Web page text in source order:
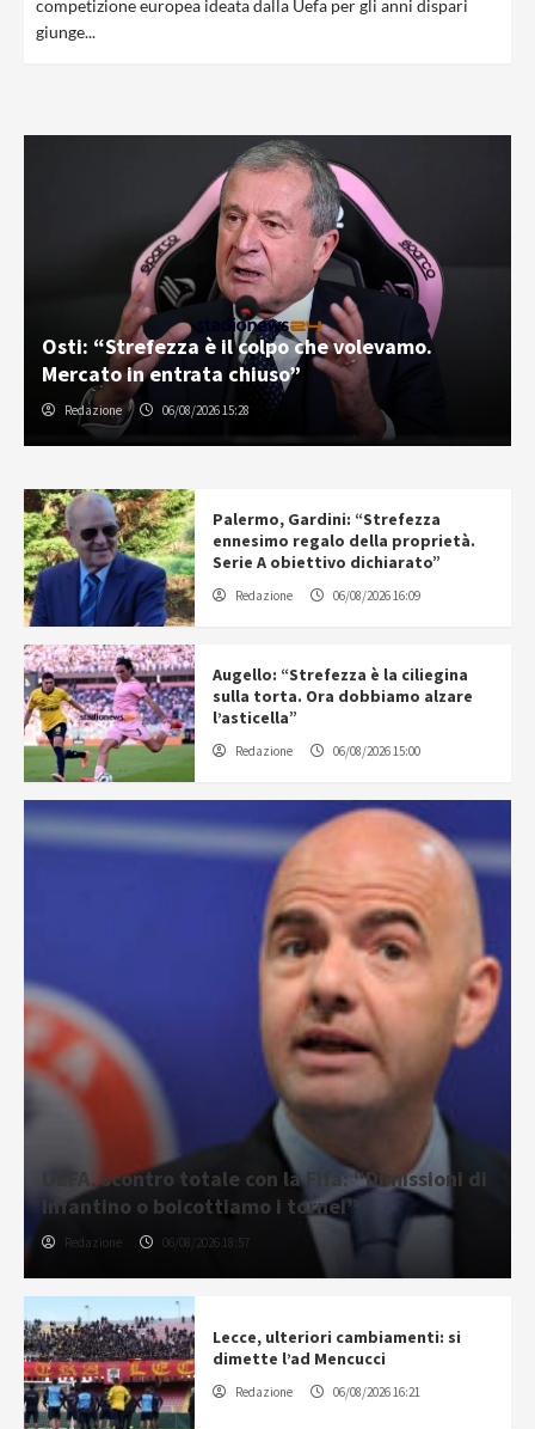
competizione europea ideata dalla Uefa per gli anni dispari
giunge...
Osti: “Strefezza è il colpo che volevamo.
Mercato in entrata chiuso”
Redazione 06/08/2026 15:28
Palermo, Gardini: “Strefezza
ennesimo regalo della proprietà.
Serie A obiettivo dichiarato”
Redazione 06/08/2026 16:09
Augello: “Strefezza è la ciliegina
sulla torta. Ora dobbiamo alzare
l’asticella”
Redazione 06/08/2026 15:00
UEFA, scontro totale con la Fifa: “Dimissioni di
Infantino o boicottiamo i tornei”
Redazione 06/08/2026 18:57
Lecce, ulteriori cambiamenti: si
dimette l’ad Mencucci
Redazione 06/08/2026 16:21